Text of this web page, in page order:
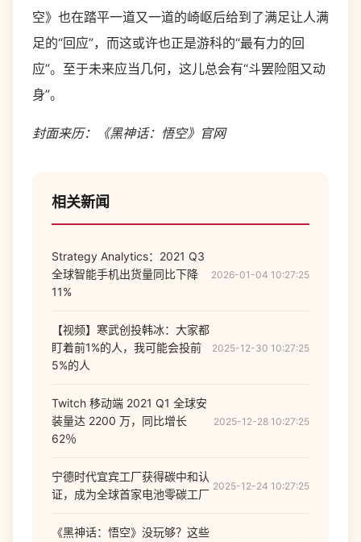
空》也在踏平一道又一道的崎岖后给到了满足让人满
足的“回应”，而这或许也正是游科的“最有力的回
应”。至于未来应当几何，这儿总会有“斗罢险阻又动
身”。
封面来历：《黑神话：悟空》官网
相关新闻
Strategy Analytics：2021 Q3
全球智能手机出货量同比下降
11%
2026-01-04 10:27:25
【视频】寒武创投韩冰：大家都
盯着前1%的人，我可能会投前
5%的人
2025-12-30 10:27:25
Twitch 移动端 2021 Q1 全球安
装量达 2200 万，同比增长
62％
2025-12-28 10:27:25
宁德时代宜宾工厂获得碳中和认
证，成为全球首家电池零碳工厂
2025-12-24 10:27:25
《黑神话：悟空》没玩够？这些